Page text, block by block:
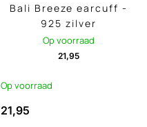
Bali Breeze earcuff -
925 zilver
Op voorraad
21,95
Op voorraad
21,95